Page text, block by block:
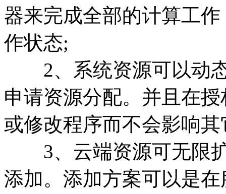
器来完成全部的计算工
作状态;
2、系统资源可以动态
申请资源分配。并且在
或修改程序而不会影响
3、云端资源可无限扩
添加。添加方案可以是